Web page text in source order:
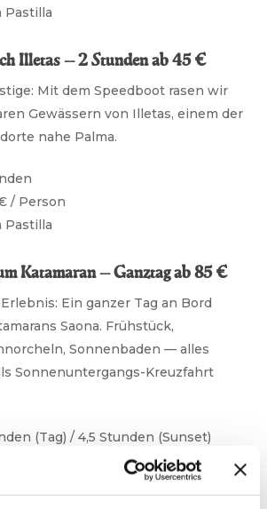
Pastilla
Illetas — 2 Stunden ab 45 €
Mit dem Speedboot rasen wir
Gewässern von Illetas, einem der
nahe Palma.
/ Person
Pastilla
Katamaran — Ganztag ab 85 €
Ein ganzer Tag an Bord
Saona. Frühstück,
Sonnenbaden — alles
Sonnenuntergangs-Kreuzfahrt
(Tag) / 4,5 Stunden (Sunset)